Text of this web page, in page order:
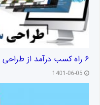
۶ راه کسب درآمد از طراحی سایت
1401-06-05